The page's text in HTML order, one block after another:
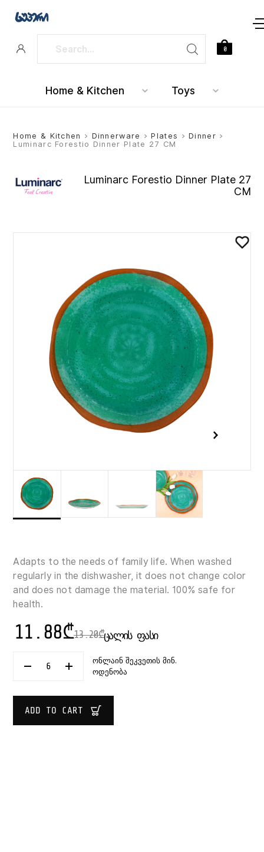
Home & Kitchen Toys
0
Home & Kitchen > Dinnerware >Plates >Dinner >
Luminarc Forestio Dinner Plate 27 CM
Luminarc Forestio Dinner Plate 27
CM
Adapts to the needs of family life. When washed
regularly in the dishwasher, it does not change color
and does not damage the material. 100% safe for
health.
13.20₾
11.88₾ ᲪᲐᲚᲘᲡ ᲤᲐᲡᲘ
LUMINARC
PLATE
CM
ონლაინ შეკვეთის მინ.
ოდენობა
ADD TO CART